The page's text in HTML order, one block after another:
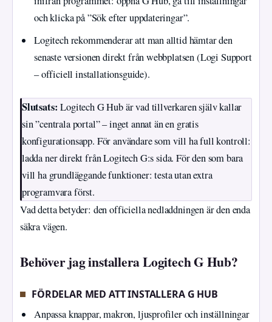
och klicka på ”Sök efter uppdateringar”.
Logitech rekommenderar att man alltid hämtar den
senaste versionen direkt från webbplatsen (Logi Support
– officiell installationsguide).
Slutsats: Logitech G Hub är vad tillverkaren själv kallar
sin ”centrala portal” – inget annat än en gratis
konfigurationsapp. För användare som vill ha full kontroll:
ladda ner direkt från Logitech G:s sida. För den som bara
vill ha grundläggande funktioner: testa utan extra
programvara först.
Vad detta betyder: den officiella nedladdningen är den enda
säkra vägen.
Behöver jag installera Logitech G Hub?
FÖRDELAR MED ATT INSTALLERA G HUB
Anpassa knappar, makron, ljusprofiler och inställningar